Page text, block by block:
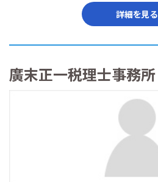
詳細を見る
廣末正一税理士事務所